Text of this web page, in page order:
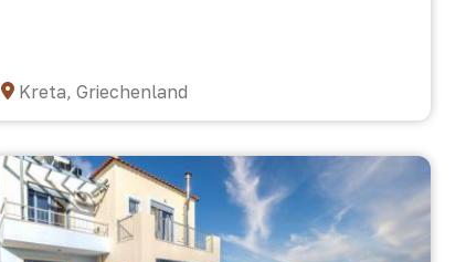
Kreta, Griechenland